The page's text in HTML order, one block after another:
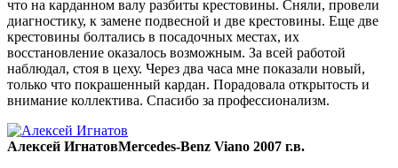
что на карданном валу разбиты крестовины. Сняли, провели
диагностику, к замене подвесной и две крестовины. Еще две
крестовины болтались в посадочных местах, их
восстановление оказалось возможным. За всей работой
наблюдал, стоя в цеху. Через два часа мне показали новый,
только что покрашенный кардан. Порадовала открытость и
внимание коллектива. Спасибо за профессионализм.
Алексей ИгнатовMercedes-Benz Viano 2007 г.в.